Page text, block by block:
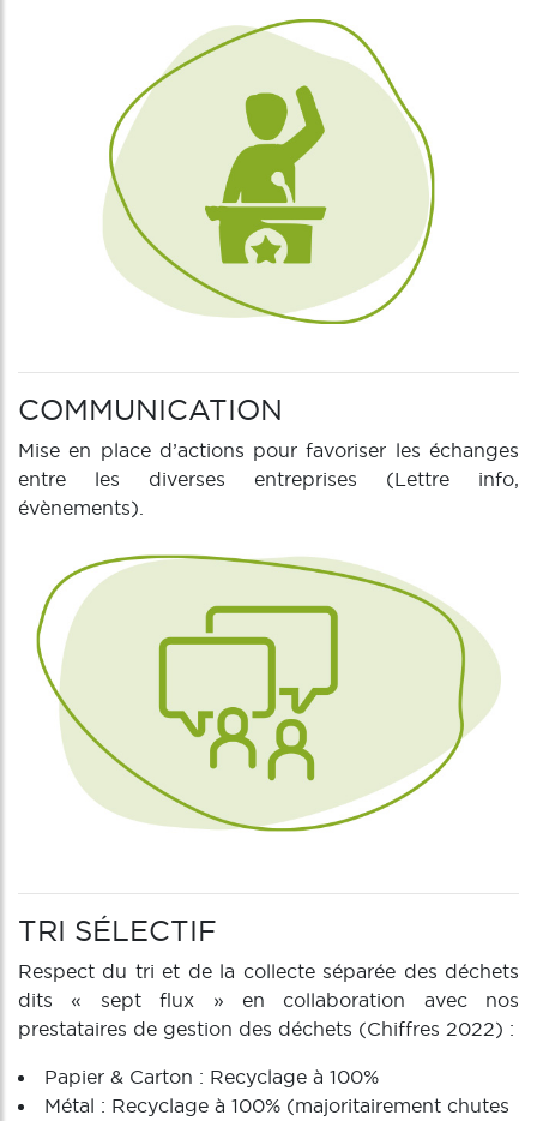
COMMUNICATION
Mise en place d’actions pour favoriser les échanges
entre les diverses entreprises (Lettre info,
évènements).
TRI SÉLECTIF
Respect du tri et de la collecte séparée des déchets
dits « sept flux » en collaboration avec nos
prestataires de gestion des déchets (Chiffres 2022) :
Papier & Carton : Recyclage à 100%
Métal : Recyclage à 100% (majoritairement chutes